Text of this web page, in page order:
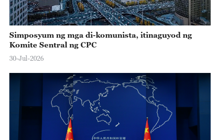
Simposyum ng mga di-komunista, itinaguyod ng
Komite Sentral ng CPC
30-Jul-2026